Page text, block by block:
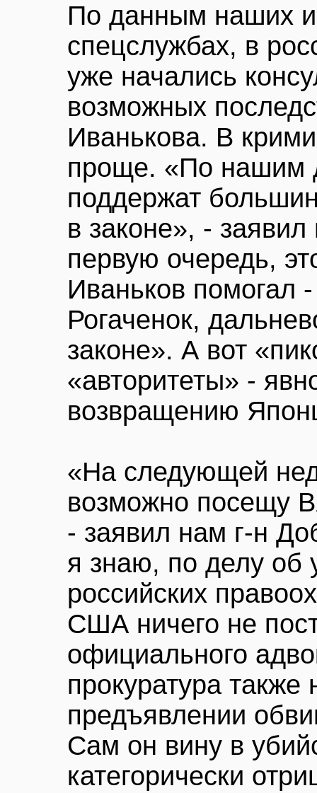
По данным наших
спецслужбах, в
уже начались
возможных
Иванькова. В
проще. «По нашим
поддержат
в законе», -
первую очередь,
Иваньков помогал
Рогаченок,
законе». А вот
«авторитеты» -
возвращению
«На следующей
возможно посещу
- заявил нам г-н
я знаю, по делу об
российских
США ничего не
официального
прокуратура
предъявлении
Сам он вину в
категорически